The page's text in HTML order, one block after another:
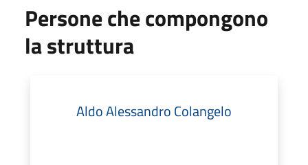
Persone che compongono
la struttura
Aldo Alessandro Colangelo